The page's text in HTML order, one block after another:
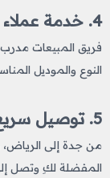
4. خدمة عملاء متخصصة
فريق المبيعات
النوع والموديل
5. توصيل سريع وآمن لجميع مناطق المملكة
من جدة إلى الرياض،
المفضلة لكِ وتصل